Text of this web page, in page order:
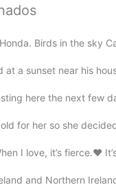
Birds in the sky
at a sunset near his
here the next few
for her so she
I love, it’s fierce.❤️
and Northern